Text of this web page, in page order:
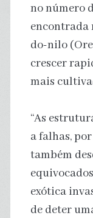
no número
encontrada
do-nilo
crescer
mais
“As
a falhas,
também
exótica
de deter